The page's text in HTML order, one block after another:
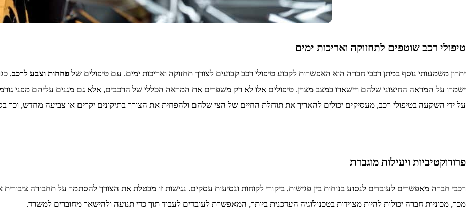
טיפולי רכב שוטפים לתחזוקה ואריכות ימים
יתרון משמעותי נוסף במתן רכבי חברה הוא האפשרות לקבוע טיפולי רכב קבועים לצורך תחזוקה ואריכות ימים. עם טיפולים של פחחות וצבע לרכב,
על ידי השקעה בטיפולי רכב, מעסיקים יכולים להאריך את תוחלת החיים של הצי שלהם ולהפחית את הצורך בתיקונים יקרים או צביעה מחדש, וכך
פרודוקטיביות ויעילות מוגברת
רכבי חברה מאפשרים לעובדים לנסוע בנוחות בין פגישות, ביקורי לקוחות ונסיעות עסקים. נגישות זו מבטלת את הצורך להסתמך על תחבורה
מכך, מכוניות חברה יכולות להיות מצוידות בטכנולוגיה העדכנית ביותר, המאפשרת לעובדים לעבוד תוך כדי תנועה ולהישאר מחוברים למשרד.